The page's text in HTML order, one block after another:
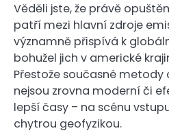
Věděli jste, že právě
patří mezi hlavní zdroje
významně přispívá k
bohužel jich v americké
Přestože současné
nejsou zrovna moderní či
lepší časy – na scénu
chytrou geofyzikou.